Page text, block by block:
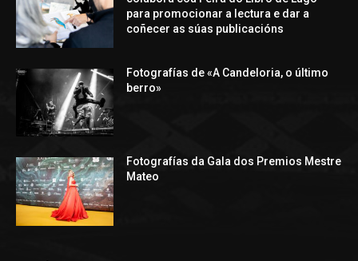
para promocionar a lectura e dar a
coñecer as súas publicacións
Fotografías de «A Candeloria, o último
berro»
Fotografías da Gala dos Premios Mestre
Mateo